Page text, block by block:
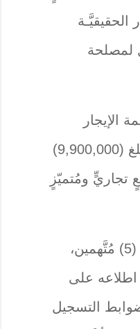
لمصلحة
الإيجار
السنويّ للعقار في العقد المُبرم لمُدَّة (25) سنة بمبلغ (9,900,000)
تجاريٍّ ومُتميّزٍ
وتابعت، أن ” قاضي التحقيق المُختصّ قرَّر استقدام (5) مُتَّهمين،
اطلاعه على
التسجيل